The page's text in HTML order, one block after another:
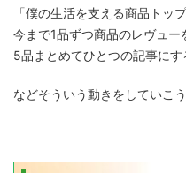
「僕の生活を支える商品トッ
今まで1品ずつ商品のレヴュー
5品まとめてひとつの記事にす
などそういう動きをしていこ